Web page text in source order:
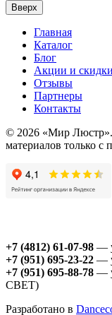
Вверх
Главная
Каталог
Блог
Акции и скидки
Отзывы
Партнеры
Контакты
© 2026 «Мир
материалов только с
+7 (4812) 61-07-98 —
+7 (951) 695-23-22 —
+7 (951) 695-88-78 —
СВЕТ)
Разработано в